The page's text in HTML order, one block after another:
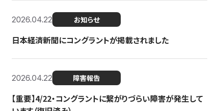
2026.04.22 お知らせ
日本経済新聞にコングラントが掲載されました
2026.04.22 障害報告
【重要】4/22・コングラントに繋がりづらい障害が発生して